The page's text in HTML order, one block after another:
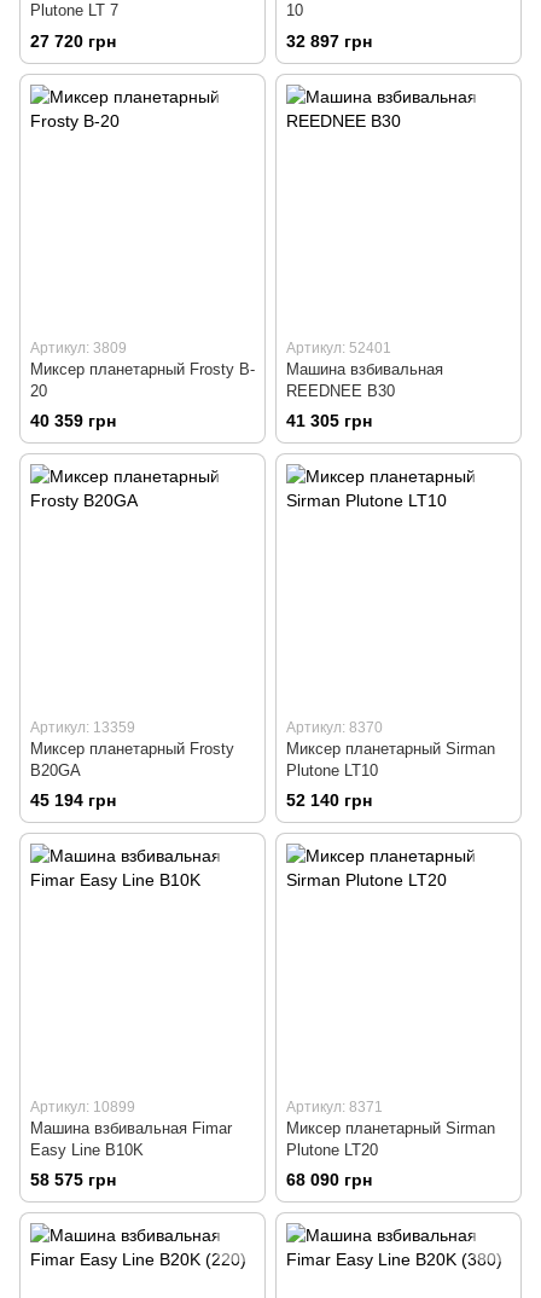
Plutone LT 7
27 720 грн
10
32 897 грн
Артикул: 3809
Миксер планетарный Frosty B-
20
40 359 грн
Артикул: 52401
Машина взбивальная
REEDNEE B30
41 305 грн
Артикул: 13359
Миксер планетарный Frosty
B20GA
45 194 грн
Артикул: 8370
Миксер планетарный Sirman
Plutone LT10
52 140 грн
Артикул: 10899
Машина взбивальная Fimar
Easy Line B10K
58 575 грн
Артикул: 8371
Миксер планетарный Sirman
Plutone LT20
68 090 грн